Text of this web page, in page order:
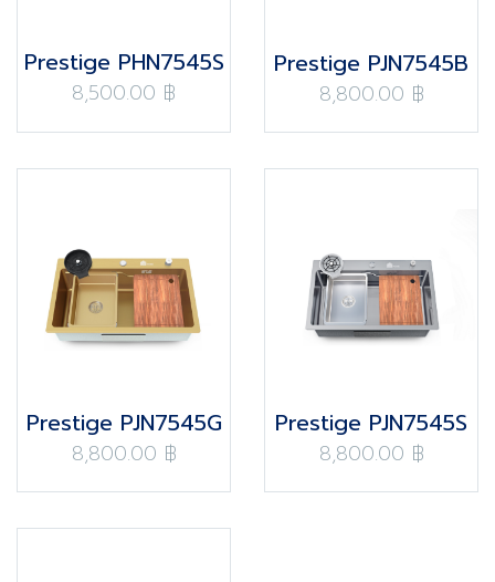
Prestige PHN7545S
8,500.00 ฿
Prestige PJN7545B
8,800.00 ฿
Prestige PJN7545G
8,800.00 ฿
Prestige PJN7545S
8,800.00 ฿